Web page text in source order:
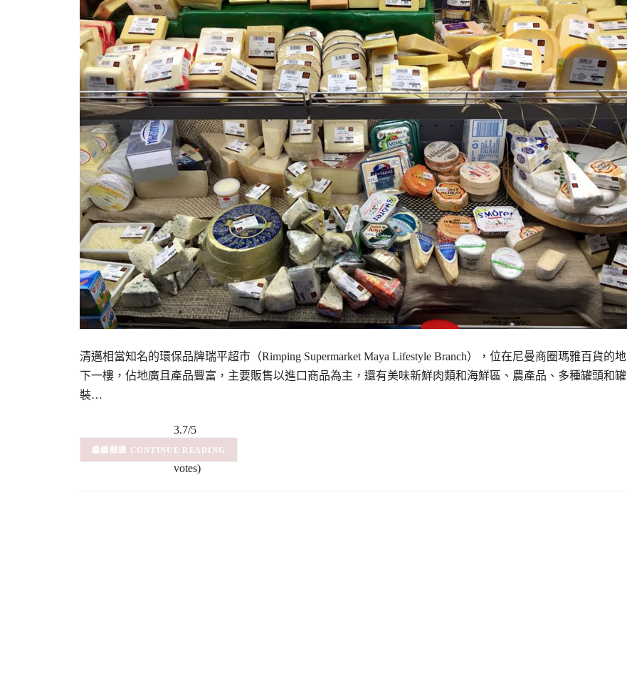
清邁相當知名的環保品牌瑞平超市（Rimping Supermarket Maya Lifestyle Branch），位在尼曼商圈瑪雅百貨的地
下一樓，佔地廣且產品豐富，主要販售以進口商品為主，還有美味新鮮肉類和海鮮區、農產品、多種罐頭和罐
裝…
3.7/5
– (3
votes)
CONTINUE READING